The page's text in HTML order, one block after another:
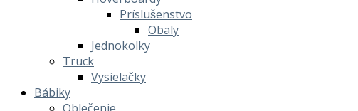
Príslušenstvo
Obaly
Jednokolky
Truck
Vysielačky
Bábiky